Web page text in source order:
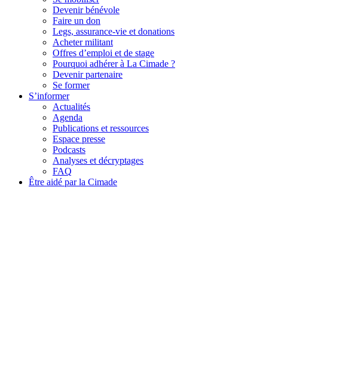
Devenir bénévole
Faire un don
Legs, assurance-vie et donations
Acheter militant
Offres d’emploi et de stage
Pourquoi adhérer à La Cimade ?
Devenir partenaire
Se former
S’informer
Actualités
Agenda
Publications et ressources
Espace presse
Podcasts
Analyses et décryptages
FAQ
Être aidé par la Cimade